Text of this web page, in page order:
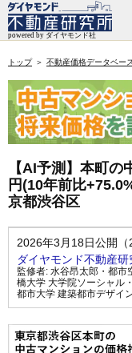
トップ 不動産価格データベース
【AI予測】本町
円(10年前比
京都渋谷区
2026年3月18日公開（
ダイヤモンド不動産研
監修者: 水谷昂太郎・都市
橋大学 大学院ソーシャル
都市大学 建築都市デザイ